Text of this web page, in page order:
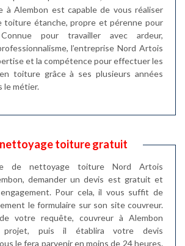
à Alembon est capable de vous réaliser
toiture étanche, propre et pérenne pour
pour travailler avec ardeur,
l’entreprise Nord Artois
et la compétence pour effectuer les
toiture grâce à ses plusieurs années
le métier.
nettoyage toiture gratuit
de nettoyage toiture Nord Artois
demander un devis est gratuit et
Pour cela, il vous suffit de
le formulaire sur son site couvreur.
votre requête, couvreur à Alembon
projet, puis il établira votre devis
le fera parvenir en moins de 24 heures.